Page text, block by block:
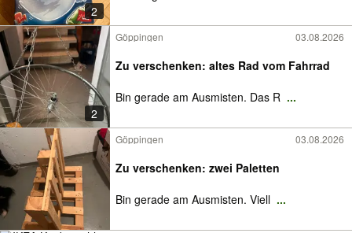
2
2
Göppingen 03.08.2026
Zu verschenken: altes Rad vom Fahrrad
Bin gerade am Ausmisten. Das R ...
Göppingen 03.08.2026
Zu verschenken: zwei Paletten
Bin gerade am Ausmisten. Viell ...